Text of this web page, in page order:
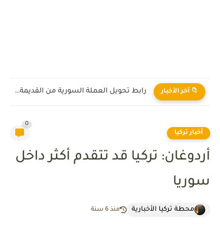
📁 آخر الأخبار رابط تحويل العملة السورية من القديمة إلى الجديدة 2026
أخبار تركيا
0
أردوغان: تركيا قد تتقدم أكثر داخل
سوريا
محطة تركيا الأخبارية منذ 6 سنة